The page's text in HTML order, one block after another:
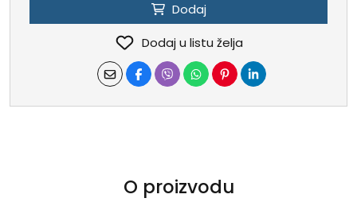
Dodaj
Dodaj u listu želja
O proizvodu